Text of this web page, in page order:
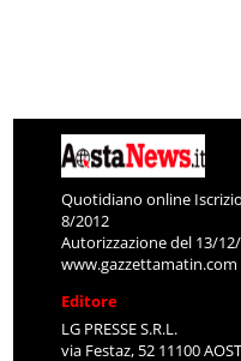
Quotidiano online
8/2012
Autorizzazione del 13/
www.gazzettamatin.com
Editore
LG PRESSE S.R.L.
via Festaz, 52 11100